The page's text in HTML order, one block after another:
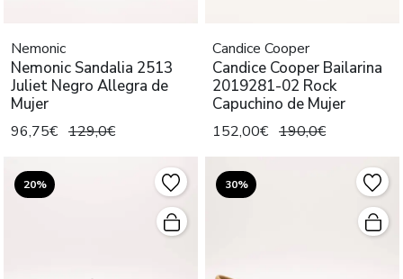
Nemonic
Nemonic Sandalia 2513
Juliet Negro Allegra de
Mujer
96,75€ 129,0€
Candice Cooper
Candice Cooper Bailarina
2019281-02 Rock
Capuchino de Mujer
152,00€ 190,0€
20% 30%